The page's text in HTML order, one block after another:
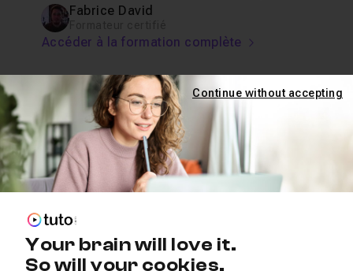
Fabrice David
Accéder à la formation complète